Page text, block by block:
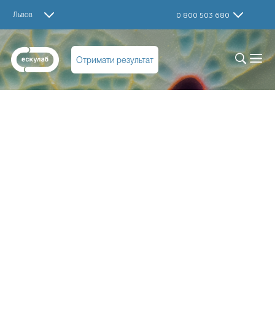
Львов 0 800 503 680
Отримати результат